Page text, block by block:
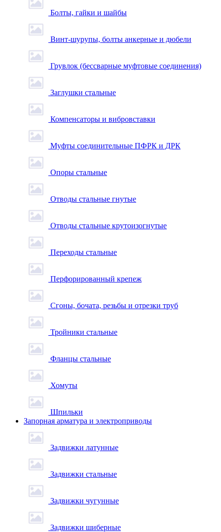
Болты, гайки и шайбы
Винт-шурупы, болты анкерные и дюбели
Грувлок (бессварные муфтовые соединения)
Заглушки стальные
Компенсаторы и вибровставки
Муфты соединительные ПФРК и ДРК
Опоры стальные
Отводы стальные гнутые
Отводы стальные крутоизогнутые
Переходы стальные
Перфорированный крепеж
Сгоны, бочата, резьбы и отрезки труб
Тройники стальные
Фланцы стальные
Хомуты
Шпильки
Запорная арматура и электроприводы
Задвижки латунные
Задвижки стальные
Задвижки чугунные
Задвижки шиберные